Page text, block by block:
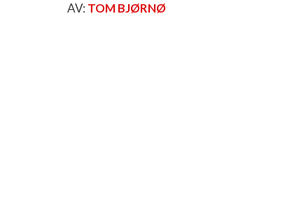
AV: TOM BJØRNØ